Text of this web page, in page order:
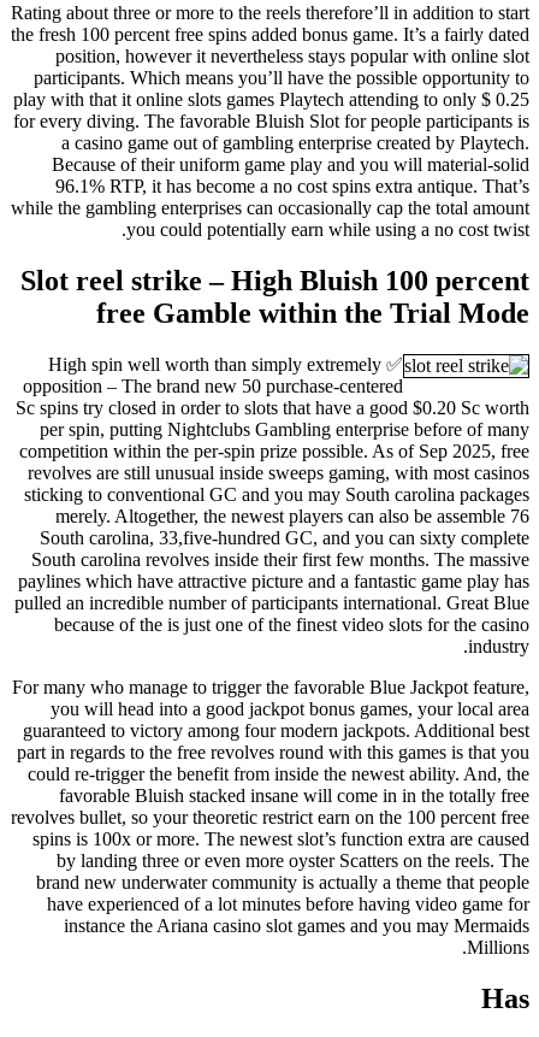
Rating about three or more to the reels therefore’ll in addition to start
the fresh 100 percent free spins added bonus game. It’s a fairly dated
position, however it nevertheless stays popular with online slot
participants. Which means you’ll have the possible opportunity to
play with that it online slots games Playtech attending to only $ 0.25
for every diving. The favorable Bluish Slot for people participants is
a casino game out of gambling enterprise created by Playtech.
Because of their uniform game play and you will material-solid
96.1% RTP, it has become a no cost spins extra antique. That’s
while the gambling enterprises can occasionally cap the total amount
you could potentially earn while using a no cost twist.
Slot reel strike – High Bluish 100 percent
free Gamble within the Trial Mode
✅ High spin well worth than simply extremely
opposition – The brand new 50 purchase-centered
Sc spins try closed in order to slots that have a good $0.20 Sc worth
per spin, putting Nightclubs Gambling enterprise before of many
competition within the per-spin prize possible. As of Sep 2025, free
revolves are still unusual inside sweeps gaming, with most casinos
sticking to conventional GC and you may South carolina packages
merely. Altogether, the newest players can also be assemble 76
South carolina, 33,five-hundred GC, and you can sixty complete
South carolina revolves inside their first few months. The massive
paylines which have attractive picture and a fantastic game play has
pulled an incredible number of participants international. Great Blue
because of the is just one of the finest video slots for the casino
industry.
For many who manage to trigger the favorable Blue Jackpot feature,
you will head into a good jackpot bonus games, your local area
guaranteed to victory among four modern jackpots. Additional best
part in regards to the free revolves round with this games is that you
could re-trigger the benefit from inside the newest ability. And, the
favorable Bluish stacked insane will come in in the totally free
revolves bullet, so your theoretic restrict earn on the 100 percent free
spins is 100x or more. The newest slot’s function extra are caused
by landing three or even more oyster Scatters on the reels. The
brand new underwater community is actually a theme that people
have experienced of a lot minutes before having video game for
instance the Ariana casino slot games and you may Mermaids
Millions.
Has